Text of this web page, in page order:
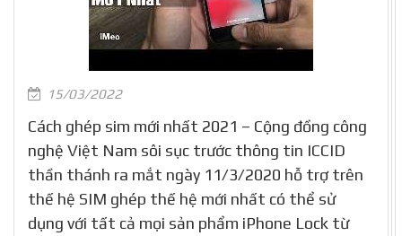
15/03/2022
Cách ghép sim mới nhất 2021 – Cộng đồng công
nghệ Việt Nam sôi sục trước thông tin ICCID
thần thánh ra mắt ngày 11/3/2020 hỗ trợ trên
thế hệ SIM ghép thế hệ mới nhất có thể sử
dụng với tất cả mọi sản phẩm iPhone Lock từ